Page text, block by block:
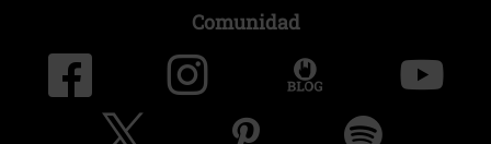
Comunidad